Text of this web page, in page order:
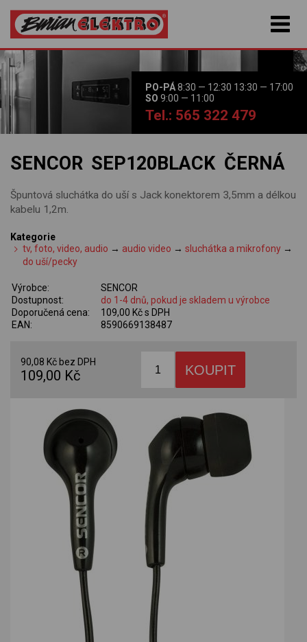
PO-PÁ8:30 — 12:30 13:30 — 17:00
SO 9:00 — 11:00
Tel.: 565 322 479
SENCOR SEP120BLACK ČERNÁ
Špuntová sluchátka do uší s Jack konektorem 3,5mm a délkou
kabelu 1,2m.
Kategorie
tv, foto, video, audio → audio video →sluchátka a mikrofony →
do uší/pecky
Výrobce:
SENCOR
Dostupnost:
do 1-4 dnů, pokud je skladem u výrobce
Doporučená cena:
109,00 Kč s DPH
EAN:
8590669138487
90,08 Kč bez DPH
109,00 Kč